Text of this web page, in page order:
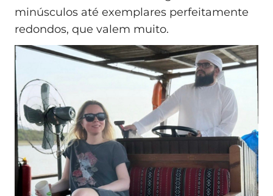
minúsculos até exemplares perfeitamente
redondos, que valem muito.